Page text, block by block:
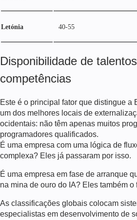
Letónia 40-55
Disponibilidade de
competências
Este é o principal fator que distingue a
um dos melhores locais de
ocidentais: não têm apenas muitos
programadores qualificados.
É uma empresa com uma lógica de
complexa? Eles já passaram por isso.
É uma empresa em fase de arranque
na mina de ouro do IA? Eles também o
As classificações globais colocam
especialistas em desenvolvimento de